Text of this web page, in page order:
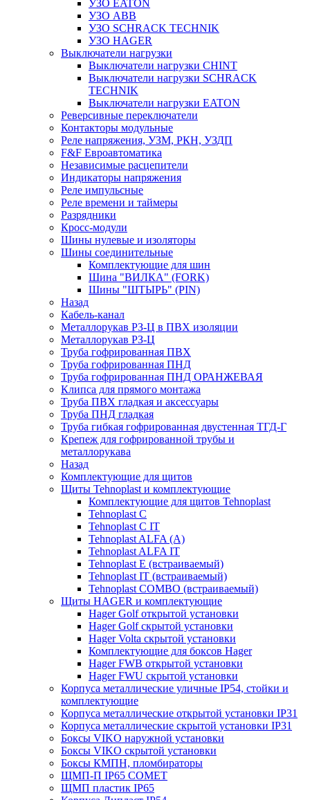
УЗО EATON
УЗО ABB
УЗО SCHRACK TECHNIK
УЗО HAGER
Выключатели нагрузки
Выключатели нагрузки CHINT
Выключатели нагрузки SCHRACK
TECHNIK
Выключатели нагрузки EATON
Реверсивные переключатели
Контакторы модульные
Реле напряжения, УЗМ, РКН, УЗДП
F&F Евроавтоматика
Независимые расцепители
Индикаторы напряжения
Реле импульсные
Реле времени и таймеры
Разрядники
Кросс-модули
Шины нулевые и изоляторы
Шины соединительные
Комплектующие для шин
Шина "ВИЛКА" (FORK)
Шины "ШТЫРЬ" (PIN)
Назад
Кабель-канал
Металлорукав РЗ-Ц в ПВХ изоляции
Металлорукав РЗ-Ц
Труба гофрированная ПВХ
Труба гофрированная ПНД
Труба гофрированная ПНД ОРАНЖЕВАЯ
Клипса для прямого монтажа
Труба ПВХ гладкая и аксессуары
Труба ПНД гладкая
Труба гибкая гофрированная двустенная ТГД-Г
Крепеж для гофрированной трубы и
металлорукава
Назад
Комплектующие для щитов
Щиты Tehnoplast и комплектующие
Комплектующие для щитов Tehnoplast
Tehnoplast C
Tehnoplast C IT
Tehnoplast ALFA (А)
Tehnoplast ALFA IT
Tehnoplast E (встраиваемый)
Tehnoplast IT (встраиваемый)
Tehnoplast COMBO (встраиваемый)
Щиты HAGER и комплектующие
Hager Golf открытой установки
Hager Golf скрытой установки
Hager Volta скрытой установки
Комплектующие для боксов Hager
Hager FWB открытой установки
Hager FWU скрытой установки
Корпуса металлические уличные IP54, стойки и
комплектующие
Корпуса металлические открытой установки IP31
Корпуса металлические скрытой установки IP31
Боксы VIKO наружной установки
Боксы VIKO скрытой установки
Боксы КМПН, пломбираторы
ЩМП-П IP65 COMET
ЩМП пластик IP65